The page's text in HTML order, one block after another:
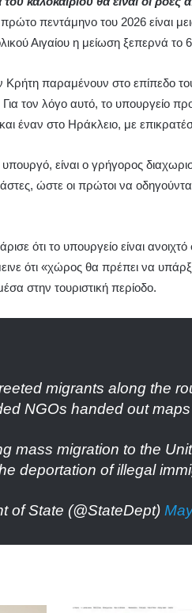
πρώτο πεντάμηνο του 2026 είναι
Αιγαίου η μείωση ξεπερνά το
Κρήτη παραμένουν στο επίπεδο
τον λόγο αυτό, το υπουργείο
έναν στο Ηράκλειο, με
είναι ο γρήγορος
ώστε οι πρώτοι να
ότι το υπουργείο είναι
ότι «χώρος θα πρέπει να
στην τουριστική περίοδο.
migrants along the
NGOs handed out
mass migration to the
deportation of illegal
of State (@StateDept)